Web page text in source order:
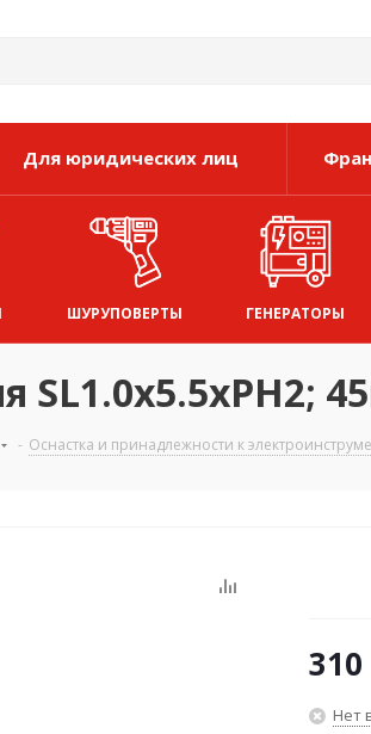
Для юридических лиц
ШУРУПОВЕРТЫ ГЕНЕРАТОРЫ
SL1.0х5.5xPH2;
- Оснастка и принадлежности к
310
Нет